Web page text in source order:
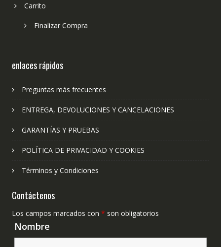
Carrito
Finalizar Compra
enlaces rápidos
Preguntas más frecuentes
ENTREGA, DEVOLUCIONES Y CANCELACIONES
GARANTÍAS Y PRUEBAS
POLÍTICA DE PRIVACIDAD Y COOKIES
Términos y Condiciones
Contáctenos
Los campos marcados con * son obligatorios
Nombre